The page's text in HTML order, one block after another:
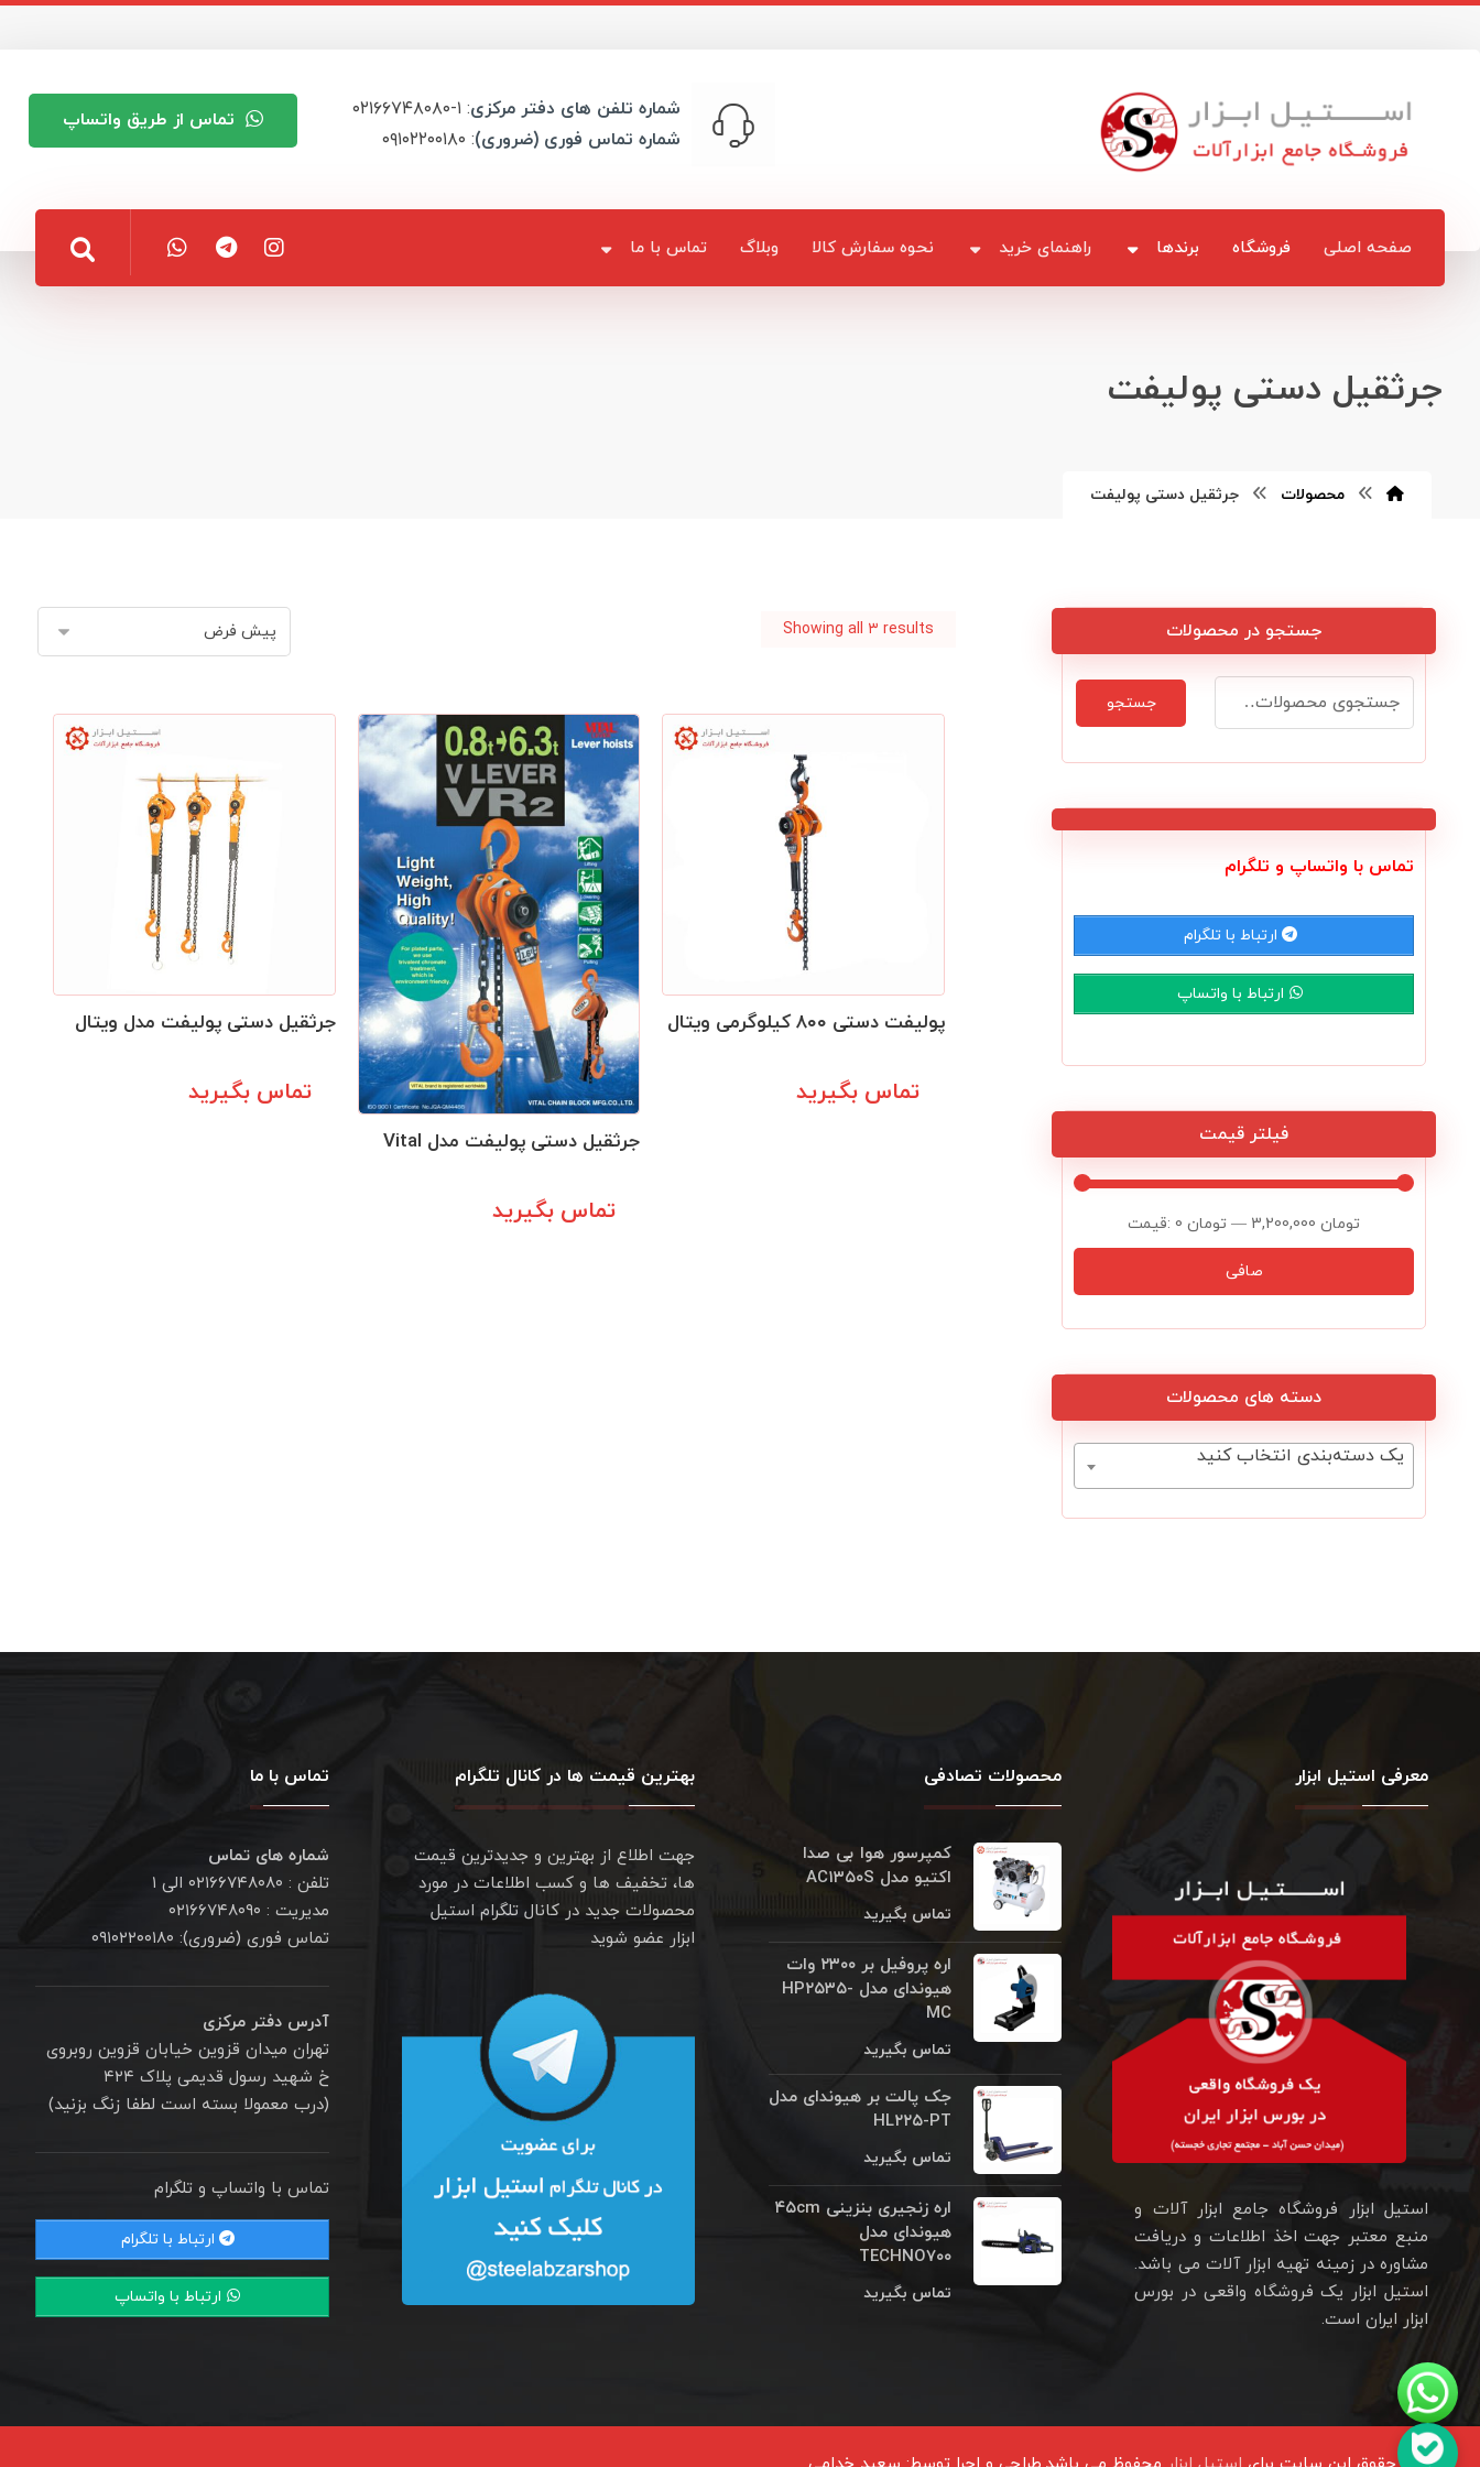
تماس از طریق واتساپ شماره تلفن های دفتر مرکزی: ۱-۰۲۱۶۶۷۴۸۰۸۰
شماره تماس فوری (ضروری): ۰۹۱۰۲۲۰۰۱۸۰
صفحه اصلی فروشگاه برندها راهنمای خرید نحوه سفارش کالا وبلاگ تماس با ما
جرثقیل دستی پولیفت
محصولات جرثقیل دستی پولیفت
Showing all ۳ results
پولیفت دستی ۸۰۰ کیلوگرمی ویتال
تماس بگیرید
جرثقیل دستی پولیفت مدل Vital
تماس بگیرید
جرثقیل دستی پولیفت مدل ویتال
تماس بگیرید
جستجو در محصولات
جستجو
تماس با واتساپ و تلگرام
ارتباط با تلگرام
ارتباط با واتساپ
فیلتر قیمت
صافی
قيمت: 0 تومان — 3,200,000 تومان
دسته های محصولات
یک دسته‌بندی انتخاب کنید
معرفی استیل ابزار
استیل ابزار فروشگاه جامع ابزار آلات و
منبع معتبر جهت اخذ اطلاعات و دریافت
مشاوره در زمینه تهیه ابزار آلات می باشد.
استیل ابزار یک فروشگاه واقعی در بورس
ابزار ایران است.
محصولات تصادفی
کمپرسور هوا بی صدا
اکتیو مدل AC۱۳۵۰S
تماس بگیرید
اره پروفیل بر ۲۳۰۰ وات
هیوندای مدل HP۲۵۳۵-
MC
تماس بگیرید
جک پالت بر هیوندای مدل
HL۲۲۵-PT
تماس بگیرید
اره زنجیری بنزینی ۴۵cm
هیوندای مدل
TECHNO۷۰۰
تماس بگیرید
بهترین قیمت ها در کانال تلگرام
جهت اطلاع از بهترین و جدیدترین قیمت
ها، تخفیف ها و کسب اطلاعات در مورد
محصولات جدید در کانال تلگرام استیل
ابزار عضو شوید
تماس با ما
شماره های تماس
تلفن : ۰۲۱۶۶۷۴۸۰۸۰ الی ۱
مدیریت : ۰۲۱۶۶۷۴۸۰۹۰
تماس فوری (ضروری): ۰۹۱۰۲۲۰۰۱۸۰
آدرس دفتر مرکزی
تهران میدان قزوین خیابان قزوین روبروی
خ شهید رسول قدیمی پلاک ۴۲۴
(درب معمولا بسته است لطفا زنگ بزنید)
تماس با واتساپ و تلگرام
ارتباط با تلگرام
ارتباط با واتساپ